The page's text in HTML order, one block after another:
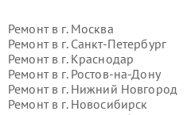
Ремонт в г. Москва
Ремонт в г. Санкт-Петербург
Ремонт в г. Краснодар
Ремонт в г. Ростов-на-Дону
Ремонт в г. Нижний Новгород
Ремонт в г. Новосибирск